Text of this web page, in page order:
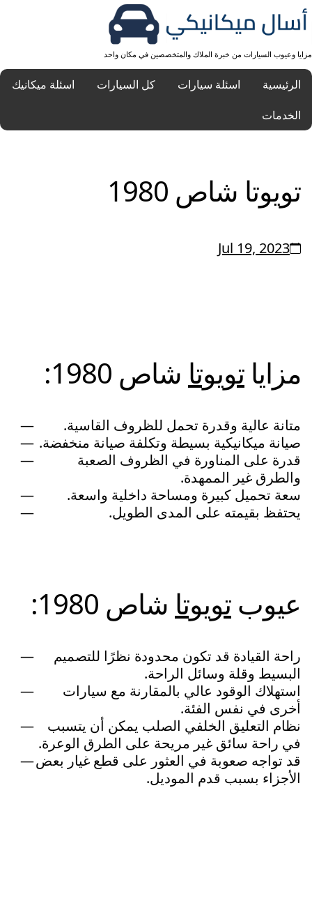
مزايا وعيوب السيارات من خبرة الملاك والمتخصصين في مكان واحد
الرئيسية اسئلة سيارات كل السيارات
اسئلة ميكانيك
الخدمات
تويوتا شاص 1980
Jul 19, 2023
مزايا تويوتا شاص 1980:
متانة عالية وقدرة تحمل للظروف القاسية.
صيانة ميكانيكية بسيطة وتكلفة صيانة منخفضة.
قدرة على المناورة في الظروف الصعبة
والطرق غير الممهدة.
سعة تحميل كبيرة ومساحة داخلية واسعة.
يحتفظ بقيمته على المدى الطويل.
عيوب تويوتا شاص 1980:
راحة القيادة قد تكون محدودة نظرًا للتصميم
البسيط وقلة وسائل الراحة.
استهلاك الوقود عالي بالمقارنة مع سيارات
أخرى في نفس الفئة.
نظام التعليق الخلفي الصلب يمكن أن يتسبب
في راحة سائق غير مريحة على الطرق الوعرة.
قد تواجه صعوبة في العثور على قطع غيار بعض
الأجزاء بسبب قدم الموديل.